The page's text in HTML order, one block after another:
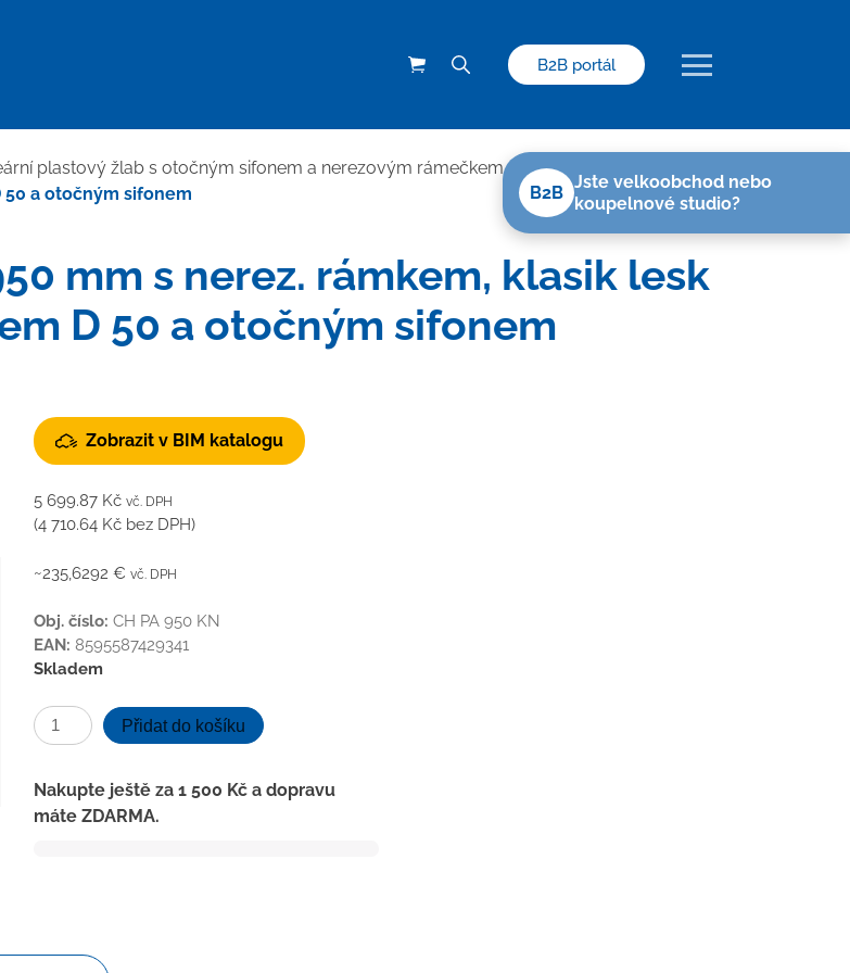
B2B portál
plastový žlab s otočným sifonem a nerezovým rámečkem>
Lineární plastový žlab
50 a otočným sifonem
mm s nerez. rámkem, klasik lesk
D 50 a otočným sifonem
Zobrazit v BIM katalogu
5 699.87 Kč vč. DPH
(4 710.64 Kč bez DPH)
~235,6292 € vč. DPH
Obj. číslo: CH PA 950 KN
EAN: 8595587429341
Skladem
Lineární
plastový
950
mm
lesk
Přidat do košíku
Nakupte ještě za 1 500 Kč a dopravu
máte ZDARMA.
B2B
Jste velkoobchod nebo
koupelnové studio?